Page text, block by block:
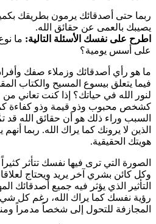
ربما حتى أصدقائك يرمون بطريقك
يصيبك بالعمى عن حقائق الله.
اطرح على نفسك الأسئلة التالية: ما
على أسس يومية؟
ما هو رأي أصدقائك وزملاء صفك
فيما يتعلق بيسوع المسيح والكتاب
لنور الله في حياتك؟ إذا كنت تعاني
كشخص محبوب وذو قيمة وذو كفاءة كما
السبب وراء ذلك هو أن حقائق الله قد
الذين لا يرونك كما يراك الله. ربما
هويتك الحقيقية.
الصورة التي ترى فيها نفسك تتأثر
وكل كائن بشري آخر يريد ويحتاج
التأثير الذي يؤثر فيه جميع أصدقائك
رؤية نفسك كما يراك الله، رغم كل
المجازفة للتحول إلى شخصاً مدمراً